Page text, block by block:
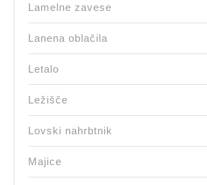
Lamelne zavese
Lanena oblačila
Letalo
Ležišče
Lovski nahrbtnik
Majice